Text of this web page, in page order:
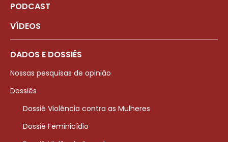
PODCAST
VÍDEOS
DADOS E DOSSIÊS
Nossas pesquisas de opinião
Dossiês
Dossiê Violência contra as Mulheres
Dossiê Feminicídio